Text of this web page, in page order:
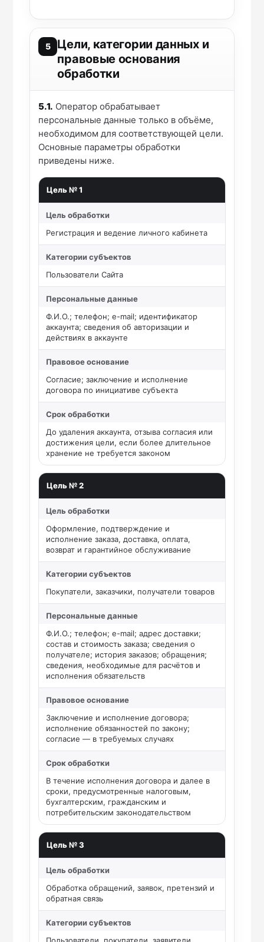
5
Цели, категории данных и
правовые основания
обработки
5.1. Оператор обрабатывает
персональные данные только в объёме,
необходимом для соответствующей цели.
Основные параметры обработки
приведены ниже.
Цель № 1
Цель обработки
Регистрация и ведение личного кабинета
Категории субъектов
Пользователи Сайта
Персональные данные
Ф.И.О.; телефон; e-mail; идентификатор
аккаунта; сведения об авторизации и
действиях в аккаунте
Правовое основание
Согласие; заключение и исполнение
договора по инициативе субъекта
Срок обработки
До удаления аккаунта, отзыва согласия или
достижения цели, если более длительное
хранение не требуется законом
Цель № 2
Цель обработки
Оформление, подтверждение и
исполнение заказа, доставка, оплата,
возврат и гарантийное обслуживание
Категории субъектов
Покупатели, заказчики, получатели товаров
Персональные данные
Ф.И.О.; телефон; e-mail; адрес доставки;
состав и стоимость заказа; сведения о
получателе; история заказов; обращения;
сведения, необходимые для расчётов и
исполнения обязательств
Правовое основание
Заключение и исполнение договора;
исполнение обязанностей по закону;
согласие — в требуемых случаях
Срок обработки
В течение исполнения договора и далее в
сроки, предусмотренные налоговым,
бухгалтерским, гражданским и
потребительским законодательством
Цель № 3
Цель обработки
Обработка обращений, заявок, претензий и
обратная связь
Категории субъектов